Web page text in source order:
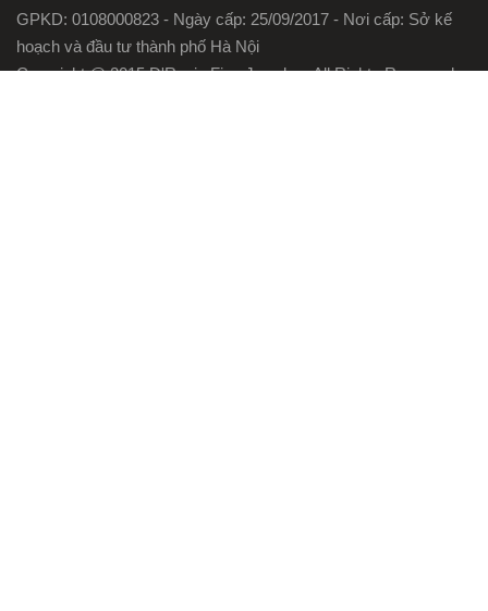
GPKD: 0108000823 - Ngày cấp: 25/09/2017 - Nơi cấp: Sở kế
hoạch và đầu tư thành phố Hà Nội
Copyright @ 2015 D'Rosie Fine Jewelry . All Rights Reserved.